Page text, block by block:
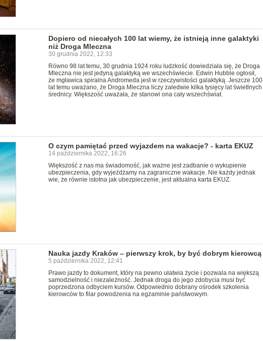
Dopiero od niecałych 100 lat wiemy, że istnieją inne galaktyki
niż Droga Mleczna
30 grudnia 2022, 12:33
Równo 98 lat temu, 30 grudnia 1924 roku ludzkość dowiedziała się, że Droga
Mleczna nie jest jedyną galaktyką we wszechświecie. Edwin Hubble ogłosił,
że mgławica spiralna Andromeda jest w rzeczywistości galaktyką. Jeszcze 100
lat temu uważano, że Droga Mleczna liczy zaledwie kilka tysięcy lat świetlnych
średnicy. Większość uważała, że stanowi ona cały wszechświat.
O czym pamiętać przed wyjazdem na wakacje? - karta EKUZ
14 października 2022, 16:26
Większość z nas ma świadomość, jak ważne jest zadbanie o wykupienie
ubezpieczenia, gdy wyjeżdżamy na zagraniczne wakacje. Nie każdy jednak
wie, że równie istotna jak ubezpieczenie, jest aktualna karta EKUZ.
Nauka jazdy Kraków – pierwszy krok, by być dobrym kierowcą
5 października 2022, 12:41
Prawo jazdy to dokument, który na pewno ułatwia życie i pozwala na większą
samodzielność i niezależność. Jednak droga do jego zdobycia musi być
poprzedzona odbyciem kursów. Odpowiednio dobrany ośrodek szkolenia
kierowców to filar powodzenia na egzaminie państwowym.